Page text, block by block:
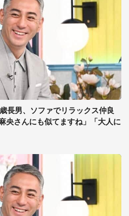
長男、ソファでリラックス仲良
央さんにも似てますね」「大人に